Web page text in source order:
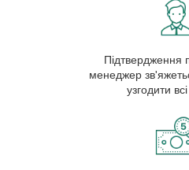
Підтвердження
менеджер
узгодити